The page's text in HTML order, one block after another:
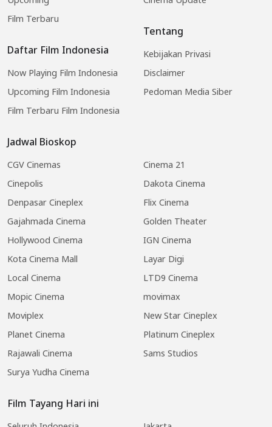
Film Terbaru
Daftar Film Indonesia
Now Playing Film Indonesia
Upcoming Film Indonesia
Film Terbaru Film Indonesia
Jadwal Bioskop
CGV Cinemas
Cinema 21
Cinepolis
Dakota Cinema
Denpasar Cineplex
Flix Cinema
Gajahmada Cinema
Golden Theater
Hollywood Cinema
IGN Cinema
Kota Cinema Mall
Layar Digi
Local Cinema
LTD9 Cinema
Mopic Cinema
movimax
Moviplex
New Star Cineplex
Planet Cinema
Platinum Cineplex
Rajawali Cinema
Sams Studios
Surya Yudha Cinema
Film Tayang Hari ini
Tentang
Kebijakan Privasi
Disclaimer
Pedoman Media Siber